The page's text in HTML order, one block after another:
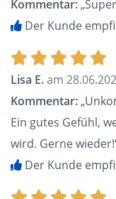
Kommentar:
Der Kunde
Lisa E.am
Kommentar:
Ein gutes Gefühl,
wird. Gerne
Der Kunde